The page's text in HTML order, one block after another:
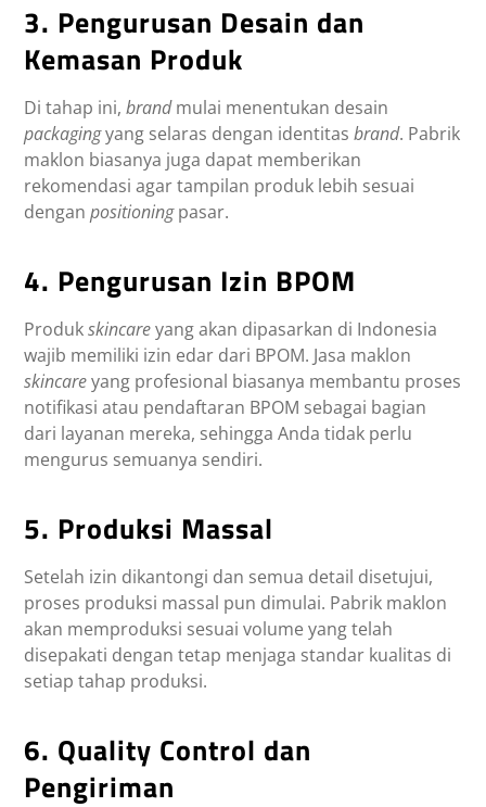
3. Pengurusan Desain dan
Kemasan Produk
Di tahap ini, brandmulai menentukan desain
packagingyang selaras dengan identitasbrand. Pabrik
maklon biasanya juga dapat memberikan
rekomendasi agar tampilan produk lebih sesuai
denganpositioningpasar.
4. Pengurusan Izin BPOM
Produkskincareyang akan dipasarkan di Indonesia
wajib memiliki izin edar dari BPOM. Jasa maklon
skincareyang profesional biasanya membantu proses
notifikasi atau pendaftaran BPOM sebagai bagian
dari layanan mereka, sehingga Anda tidak perlu
mengurus semuanya sendiri.
5. Produksi Massal
Setelah izin dikantongi dan semua detail disetujui,
proses produksi massal pun dimulai. Pabrik maklon
akan memproduksi sesuai volume yang telah
disepakati dengan tetap menjaga standar kualitas di
setiap tahap produksi.
6. Quality Control dan
Pengiriman